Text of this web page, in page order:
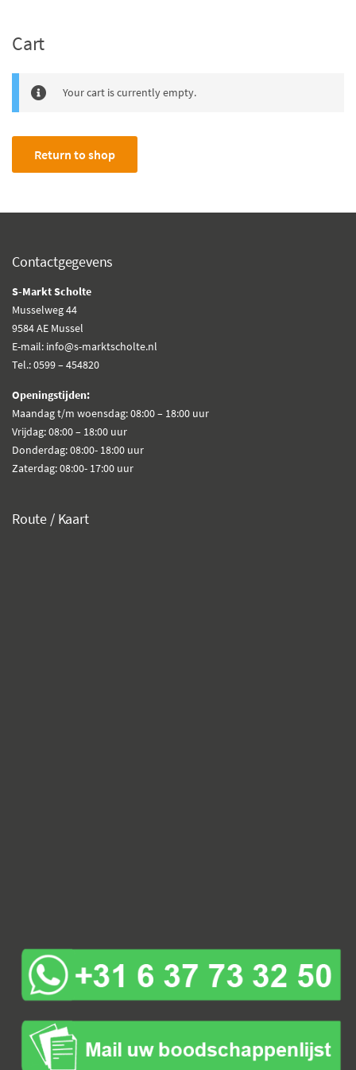
Cart
Your cart is currently empty.
Return to shop
Contactgegevens
S-Markt Scholte
Musselweg 44
9584 AE Mussel
E-mail: info@s-marktscholte.nl
Tel.: 0599 – 454820
Openingstijden:
Maandag t/m woensdag: 08:00 – 18:00 uur
Vrijdag: 08:00 – 18:00 uur
Donderdag: 08:00- 18:00 uur
Zaterdag: 08:00- 17:00 uur
Route / Kaart